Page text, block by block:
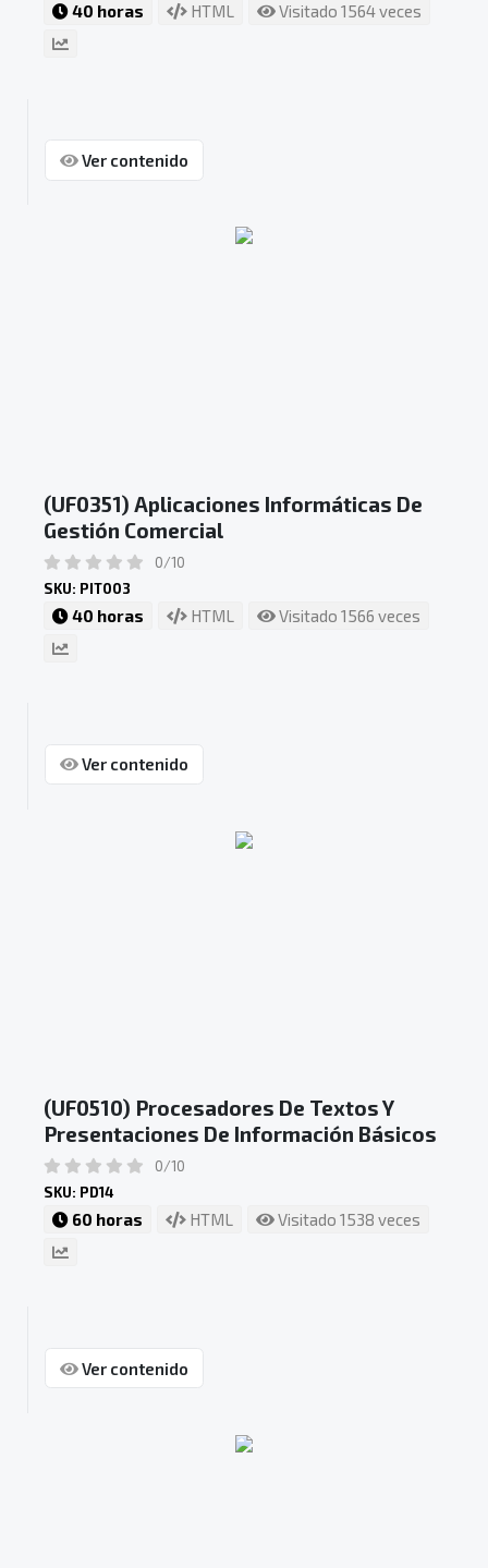
40 horas HTML Visitado 1564 veces
Ver contenido
(UF0351) Aplicaciones Informáticas De
Gestión Comercial
0/10
SKU: PIT003
40 horas HTML Visitado 1566 veces
Ver contenido
(UF0510) Procesadores De Textos Y
Presentaciones De Información Básicos
0/10
SKU: PD14
60 horas HTML Visitado 1538 veces
Ver contenido